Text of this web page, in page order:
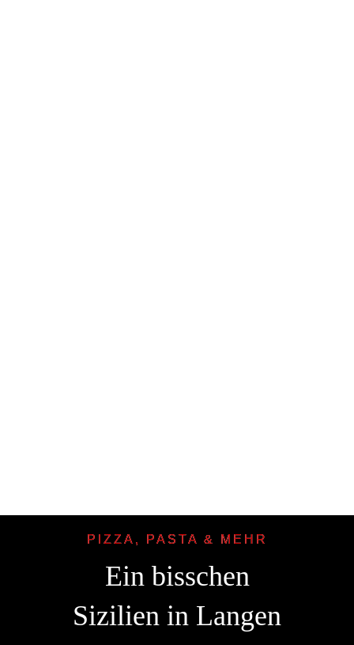
PIZZA, PASTA & MEHR
Ein bisschen
Sizilien in Langen